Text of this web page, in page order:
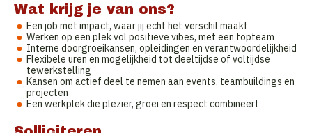
Wat krijg je van ons?
Een job met impact, waar jij echt het verschil maakt
Werken op een plek vol positieve vibes, met een topteam
Interne doorgroeikansen, opleidingen en verantwoordelijkheid
Flexibele uren en mogelijkheid tot deeltijdse of voltijdse
tewerkstelling
Kansen om actief deel te nemen aan events, teambuildings en
projecten
Een werkplek die plezier, groei en respect combineert